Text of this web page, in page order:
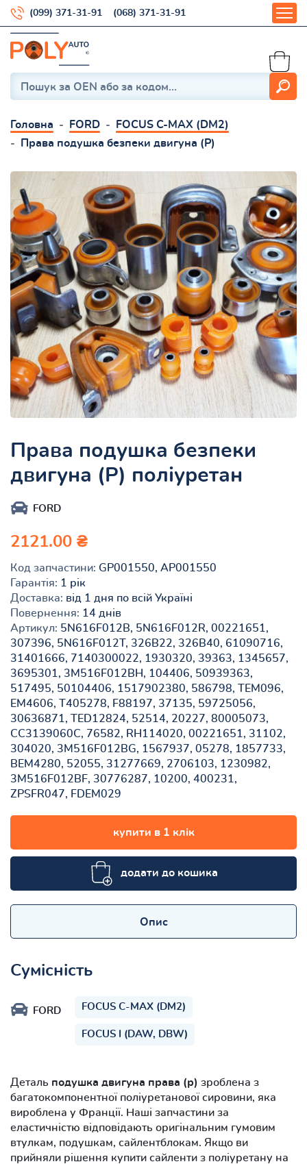
(099) 371-31-91 (068) 371-31-91
Головна FORD
FOCUS C-MAX (DM2)
Права подушка безпеки двигуна (P)
Права подушка безпеки
двигуна (P) поліуретан
FORD
2121.00 ₴
Код запчастини: GP001550, AP001550
Гарантія: 1 рік
Доставка: від 1 дня по всій Україні
Повернення: 14 днів
Артикул: 5N616F012B, 5N616F012R, 00221651,
307396, 5N616F012T, 326B22, 326B40, 61090716,
31401666, 7140300022, 1930320, 39363, 1345657,
3695301, 3M516F012BH, 104406, 50939363,
517495, 50104406, 1517902380, 586798, TEM096,
EM4606, T405278, F88197, 37135, 59725056,
30636871, TED12824, 52514, 20227, 80005073,
CC3139060C, 76582, RH114020, 00221651, 31102,
304020, 3M516F012BG, 1567937, 05278, 1857733,
BEM4280, 52055, 31277669, 2706103, 1230982,
3M516F012BF, 30776287, 10200, 400231,
ZPSFR047, FDEM029
купити в 1 клік
додати до кошика
Опис
Сумісність
FORD FOCUS C-MAX (DM2)
FOCUS I (DAW, DBW)
Деталь подушка двигуна права (р) зроблена з
багатокомпонентної поліуретанової сировини, яка
вироблена у Франції. Наші запчастини за
еластичністю відповідають оригінальним гумовим
втулкам, подушкам, сайлентблокам. Якщо ви
прийняли рішення купити сайленти з поліуретану на